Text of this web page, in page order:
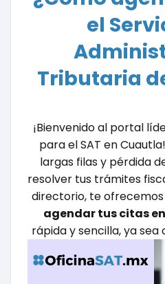
el
Tributaria
¡Bienvenido al portal
para el SAT enCuautla
largas filas y pérdida
resolver tus trámites
directorio, te ofrecemos
agendar tus citas en
rápida y sencilla, ya